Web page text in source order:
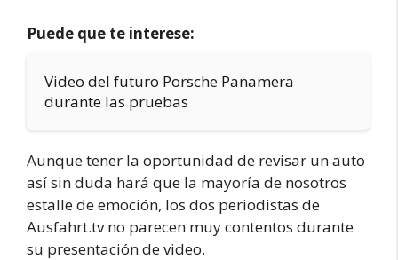
Puede que te interese:
Video del futuro Porsche Panamera
durante las pruebas
Aunque tener la oportunidad de revisar un auto
así sin duda hará que la mayoría de nosotros
estalle de emoción, los dos periodistas de
Ausfahrt.tv no parecen muy contentos durante
su presentación de video.